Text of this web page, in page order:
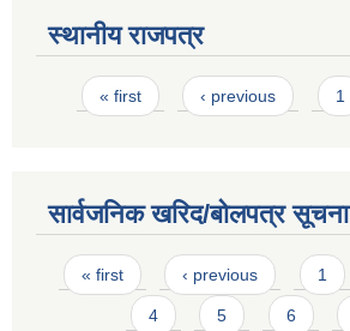
स्थानीय राजपत्र
Pages
« first ‹ previous 1
सार्वजनिक खरिद/बोलपत्र सूचना
Pages
« first ‹ previous 1
4 5 6